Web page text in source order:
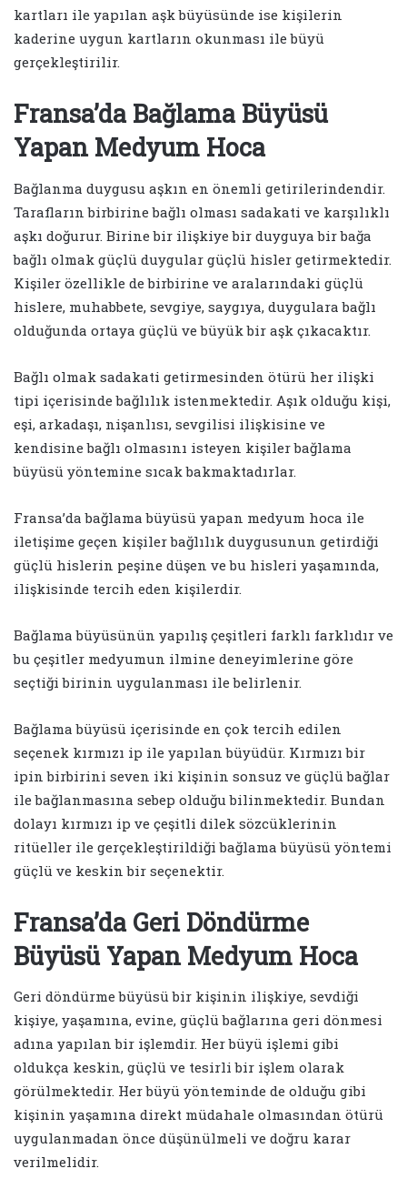
kartları ile yapılan aşk büyüsünde ise kişilerin
kaderine uygun kartların okunması ile büyü
gerçekleştirilir.
Fransa’da Bağlama Büyüsü
Yapan Medyum Hoca
Bağlanma duygusu aşkın en önemli getirilerindendir.
Tarafların birbirine bağlı olması sadakati ve karşılıklı
aşkı doğurur. Birine bir ilişkiye bir duyguya bir bağa
bağlı olmak güçlü duygular güçlü hisler getirmektedir.
Kişiler özellikle de birbirine ve aralarındaki güçlü
hislere, muhabbete, sevgiye, saygıya, duygulara bağlı
olduğunda ortaya güçlü ve büyük bir aşk çıkacaktır.
Bağlı olmak sadakati getirmesinden ötürü her ilişki
tipi içerisinde bağlılık istenmektedir. Aşık olduğu kişi,
eşi, arkadaşı, nişanlısı, sevgilisi ilişkisine ve
kendisine bağlı olmasını isteyen kişiler bağlama
büyüsü yöntemine sıcak bakmaktadırlar.
Fransa’da bağlama büyüsü yapan medyum hoca ile
iletişime geçen kişiler bağlılık duygusunun getirdiği
güçlü hislerin peşine düşen ve bu hisleri yaşamında,
ilişkisinde tercih eden kişilerdir.
Bağlama büyüsünün yapılış çeşitleri farklı farklıdır ve
bu çeşitler medyumun ilmine deneyimlerine göre
seçtiği birinin uygulanması ile belirlenir.
Bağlama büyüsü içerisinde en çok tercih edilen
seçenek kırmızı ip ile yapılan büyüdür. Kırmızı bir
ipin birbirini seven iki kişinin sonsuz ve güçlü bağlar
ile bağlanmasına sebep olduğu bilinmektedir. Bundan
dolayı kırmızı ip ve çeşitli dilek sözcüklerinin
ritüeller ile gerçekleştirildiği bağlama büyüsü yöntemi
güçlü ve keskin bir seçenektir.
Fransa’da Geri Döndürme
Büyüsü Yapan Medyum Hoca
Geri döndürme büyüsü bir kişinin ilişkiye, sevdiği
kişiye, yaşamına, evine, güçlü bağlarına geri dönmesi
adına yapılan bir işlemdir. Her büyü işlemi gibi
oldukça keskin, güçlü ve tesirli bir işlem olarak
görülmektedir. Her büyü yönteminde de olduğu gibi
kişinin yaşamına direkt müdahale olmasından ötürü
uygulanmadan önce düşünülmeli ve doğru karar
verilmelidir.